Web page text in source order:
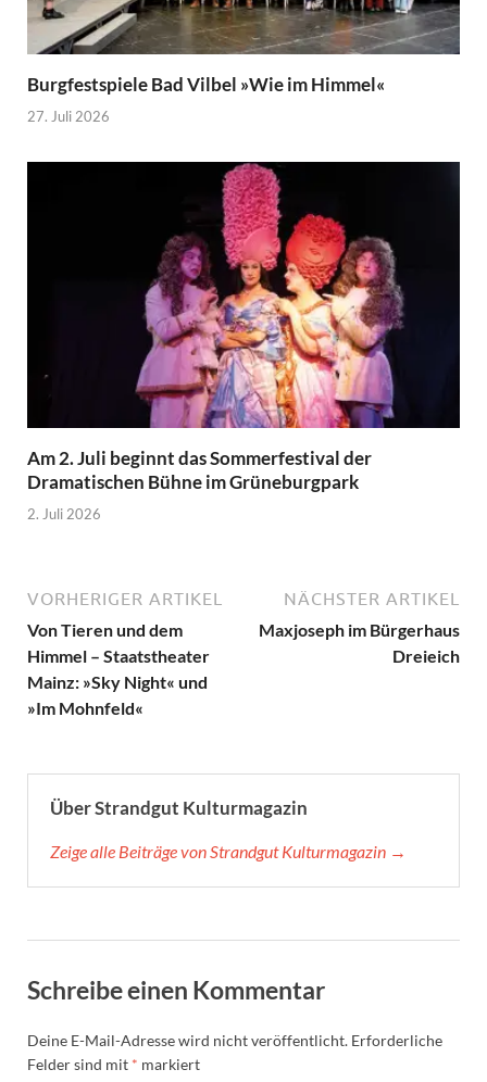
Burgfestspiele Bad Vilbel »Wie im Himmel«
27. Juli 2026
Am 2. Juli beginnt das Sommerfestival der
Dramatischen Bühne im Grüneburgpark
2. Juli 2026
VORHERIGER ARTIKEL
Von Tieren und dem
Himmel – Staatstheater
Mainz: »Sky Night« und
»Im Mohnfeld«
NÄCHSTER ARTIKEL
Maxjoseph im Bürgerhaus
Dreieich
Über Strandgut Kulturmagazin
Zeige alle Beiträge von Strandgut Kulturmagazin →
Schreibe einen Kommentar
Deine E-Mail-Adresse wird nicht veröffentlicht. Erforderliche
Felder sind mit * markiert